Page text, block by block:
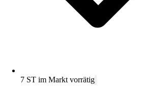
7 ST im Markt vorrätig